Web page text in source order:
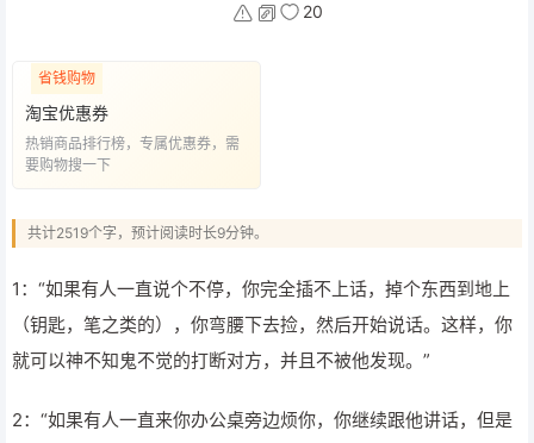
20
省钱购物
淘宝优惠券
热销商品排行榜，专属优惠券，需
要购物搜一下
共计2519个字，预计阅读时长9分钟。
1：“如果有人一直说个不停，你完全插不上话，掉个东西到地上
（钥匙，笔之类的），你弯腰下去捡，然后开始说话。这样，你
就可以神不知鬼不觉的打断对方，并且不被他发现。”
2：“如果有人一直来你办公桌旁边烦你，你继续跟他讲话，但是